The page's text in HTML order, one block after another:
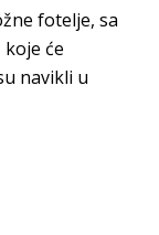
fotelje, sa
će
navikli u